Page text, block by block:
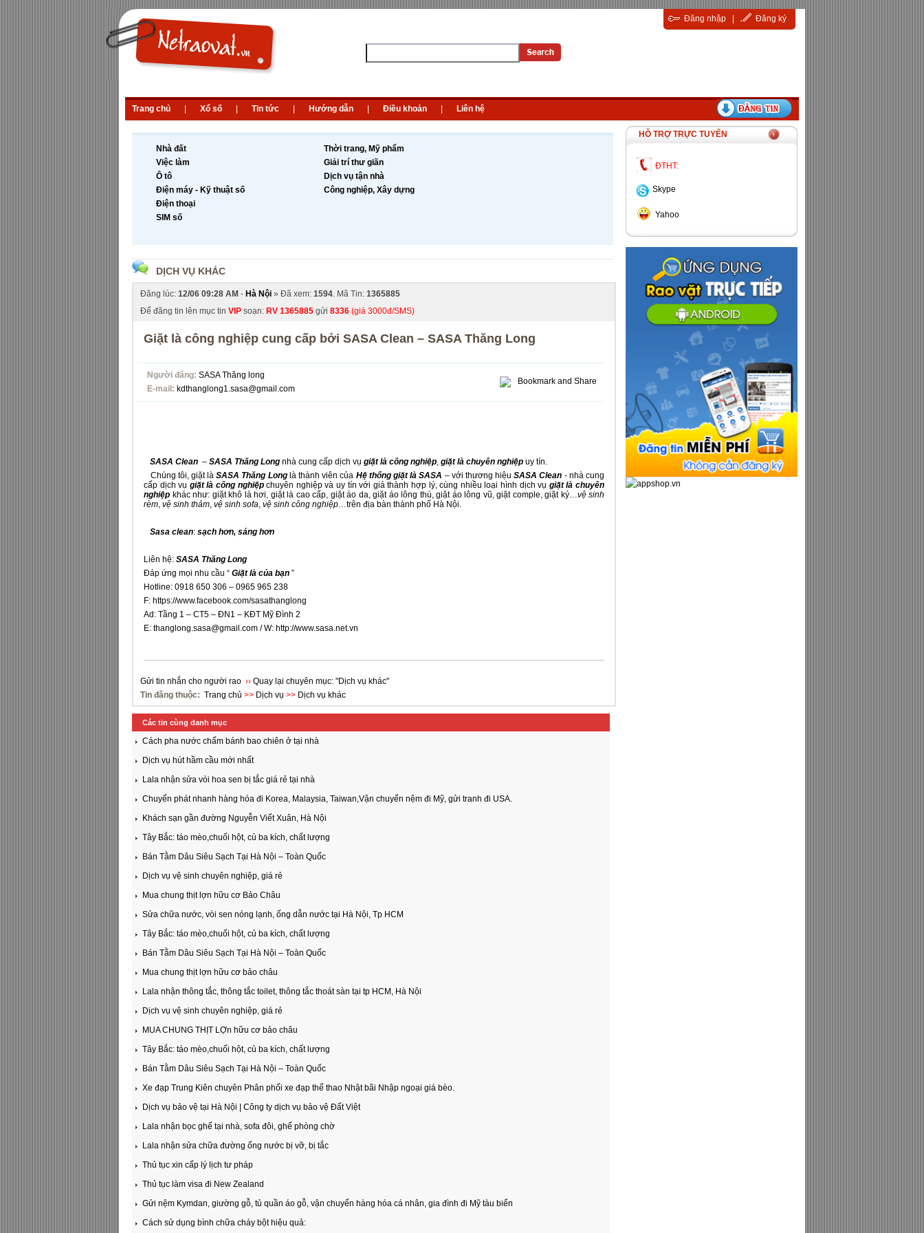
Đăng nhập Đăng ký
Trang chủ Xổ số Tin tức Hướng dẫn Điều khoản Liên hệ
Nhà đất
Việc làm
Ô tô
Điện máy - Kỹ thuật số
Điện thoại
SIM số
Thời trang, Mỹ phẩm
Giải trí thư giãn
Dịch vụ tận nhà
Công nghiệp, Xây dựng
DỊCH VỤ KHÁC
Đăng lúc: 12/06 09:28 AM - Hà Nội » Đã xem: 1594. Mã Tin: 1365885
Để đăng tin lên mục tin VIP soạn: RV 1365885 gửi 8336 (giá 3000đ/SMS)
Giặt là công nghiệp cung cấp bởi SASA Clean – SASA Thăng Long
Người đăng: SASA Thăng long
E-mail: kdthanglong1.sasa@gmail.com
SASA Clean – SASA Thăng Long nhà cung cấp dịch vụ giặt là công nghiệp, giặt là chuyên nghiệp uy tín.
Chúng tôi, giặt làSASA Thăng Longlà thành viên của Hệ thống giặt là SASA – với thương hiệuSASA Clean - nhà cung
cấp dịch vụ giặt là công nghiệpchuyên nghiệp và uy tín với giá thành hợp lý, cùng nhiều loại hình dịch vụ giặt là chuyên
nghiệp khác như: giặt khô là hơi, giặt là cao cấp, giặt áo da, giặt áo lông thú, giặt áo lông vũ, giặt comple, giặt ký…vệ sinh
rèm, vệ sinh thảm, vệ sinh sofa, vệ sinh công nghiệp…trên địa bàn thành phố Hà Nội.
Sasa clean: sạch hơn, sáng hơn
Liên hệ: SASA Thăng Long
Đáp ứng mọi nhu cầu “ Giặt là của bạn ”
Hotline: 0918 650 306 – 0965 965 238
F: https://www.facebook.com/sasathanglong
Ad: Tầng 1 – CT5 – ĐN1 – KĐT Mỹ Đình 2
E: thanglong.sasa@gmail.com / W: http://www.sasa.net.vn
Gửi tin nhắn cho người rao ›› Quay lại chuyên mục: "Dịch vụ khác"
Tin đăng thuộc: Trang chủ >> Dịch vụ >> Dịch vụ khác
Các tin cùng danh mục
Cách pha nước chấm bánh bao chiên ở tại nhà
Dịch vụ hút hầm cầu mới nhất
Lala nhận sửa vòi hoa sen bị tắc giá rẻ tại nhà
Chuyển phát nhanh hàng hóa đi Korea, Malaysia, Taiwan,Vận chuyển nệm đi Mỹ, gửi tranh đi USA.
Khách sạn gần đường Nguyễn Viết Xuân, Hà Nội
Tây Bắc: táo mèo,chuối hột, củ ba kích, chất lượng
Bán Tằm Dâu Siêu Sạch Tại Hà Nội – Toàn Quốc
Dịch vụ vệ sinh chuyên nghiệp, giá rẻ
Mua chung thịt lợn hữu cơ Bảo Châu
Sửa chữa nước, vòi sen nóng lạnh, ống dẫn nước tại Hà Nội, Tp HCM
Tây Bắc: táo mèo,chuối hột, củ ba kích, chất lượng
Bán Tằm Dâu Siêu Sạch Tại Hà Nội – Toàn Quốc
Mua chung thịt lợn hữu cơ bảo châu
Lala nhận thông tắc, thông tắc toilet, thông tắc thoát sàn tại tp HCM, Hà Nội
Dịch vụ vệ sinh chuyên nghiệp, giá rẻ
MUA CHUNG THỊT LỢn hữu cơ bảo châu
Tây Bắc: táo mèo,chuối hột, củ ba kích, chất lượng
Bán Tằm Dâu Siêu Sạch Tại Hà Nội – Toàn Quốc
Xe đạp Trung Kiên chuyên Phân phối xe đạp thể thao Nhật bãi Nhập ngoại giá bèo.
Dịch vụ bảo vệ tại Hà Nội | Công ty dịch vụ bảo vệ Đất Việt
Lala nhận bọc ghế tại nhà, sofa đôi, ghế phòng chờ
Lala nhận sửa chữa đường ống nước bị vỡ, bị tắc
Thủ tục xin cấp lý lịch tư pháp
Thủ tục làm visa đi New Zealand
Gửi nệm Kymdan, giường gỗ, tủ quần áo gỗ, vận chuyển hàng hóa cá nhân, gia đình đi Mỹ tàu biển
Cách sử dụng bình chữa cháy bột hiệu quả:
HỖ TRỢ TRỰC TUYẾN
ĐTHT:
Skype
Yahoo